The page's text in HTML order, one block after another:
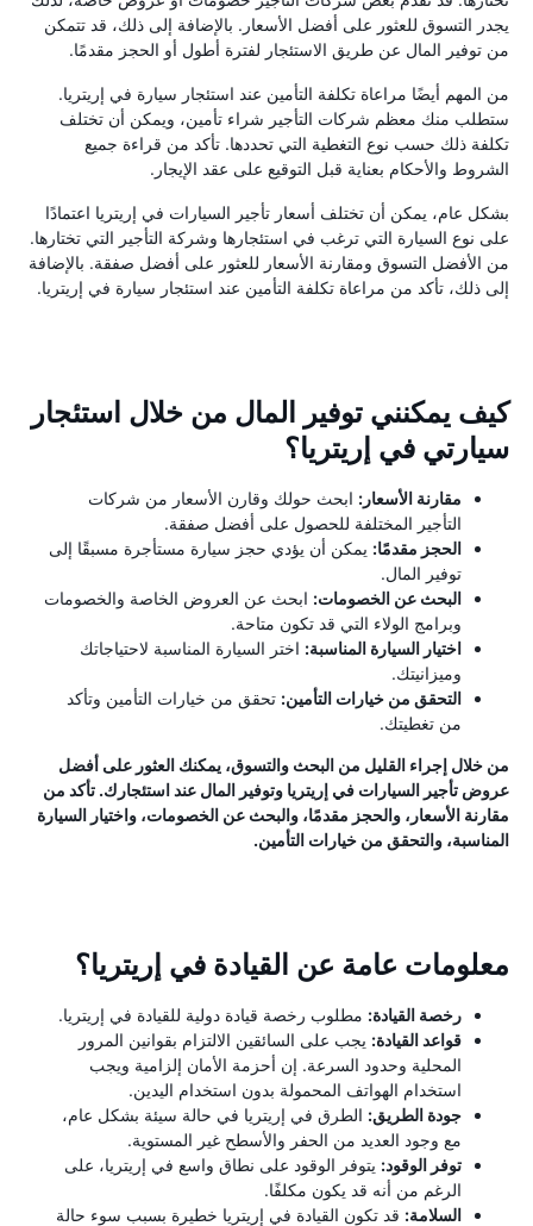
يجدر التسوق للعثور على أفضل الأسعار. بالإضافة إلى ذلك، قد تتمكن
من توفير المال عن طريق الاستئجار لفترة أطول أو الحجز مقدمًا.
من المهم أيضًا مراعاة تكلفة التأمين عند استئجار سيارة في إريتريا.
ستطلب منك معظم شركات التأجير شراء تأمين، ويمكن أن تختلف
تكلفة ذلك حسب نوع التغطية التي تحددها. تأكد من قراءة جميع
الشروط والأحكام بعناية قبل التوقيع على عقد الإيجار.
بشكل عام، يمكن أن تختلف أسعار تأجير السيارات في إريتريا اعتمادًا
على نوع السيارة التي ترغب في استئجارها وشركة التأجير التي تختارها.
من الأفضل التسوق ومقارنة الأسعار للعثور على أفضل صفقة. بالإضافة
إلى ذلك، تأكد من مراعاة تكلفة التأمين عند استئجار سيارة في إريتريا.
كيف يمكنني توفير المال من خلال استئجار
سيارتي في إريتريا؟
مقارنة الأسعار: ابحث حولك وقارن الأسعار من شركات
التأجير المختلفة للحصول على أفضل صفقة.
الحجز مقدمًا: يمكن أن يؤدي حجز سيارة مستأجرة مسبقًا إلى
توفير المال.
البحث عن الخصومات: ابحث عن العروض الخاصة والخصومات
وبرامج الولاء التي قد تكون متاحة.
اختيار السيارة المناسبة: اختر السيارة المناسبة لاحتياجاتك
وميزانيتك.
التحقق من خيارات التأمين: تحقق من خيارات التأمين وتأكد
من تغطيتك.
من خلال إجراء القليل من البحث والتسوق، يمكنك العثور على أفضل
عروض تأجير السيارات في إريتريا وتوفير المال عند استئجارك. تأكد من
مقارنة الأسعار، والحجز مقدمًا، والبحث عن الخصومات، واختيار السيارة
المناسبة، والتحقق من خيارات التأمين.
معلومات عامة عن القيادة في إريتريا؟
رخصة القيادة: مطلوب رخصة قيادة دولية للقيادة في إريتريا.
قواعد القيادة: يجب على السائقين الالتزام بقوانين المرور
المحلية وحدود السرعة. إن أحزمة الأمان إلزامية ويجب
استخدام الهواتف المحمولة بدون استخدام اليدين.
جودة الطريق: الطرق في إريتريا في حالة سيئة بشكل عام،
مع وجود العديد من الحفر والأسطح غير المستوية.
توفر الوقود: يتوفر الوقود على نطاق واسع في إريتريا، على
الرغم من أنه قد يكون مكلفًا.
السلامة: قد تكون القيادة في إريتريا خطيرة بسبب سوء حالة